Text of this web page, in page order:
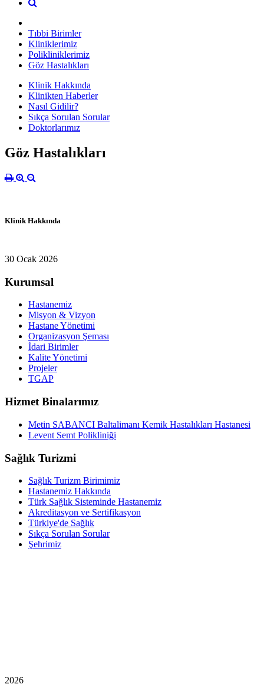
Tıbbi Birimler
Kliniklerimiz
Polikliniklerimiz
Göz Hastalıkları
Klinik Hakkında
Klinikten Haberler
Nasıl Gidilir?
Sıkça Sorulan Sorular
Doktorlarımız
Göz Hastalıkları
Klinik Hakkında
30 Ocak 2026
Kurumsal
Hastanemiz
Misyon & Vizyon
Hastane Yönetimi
Organizasyon Şeması
İdari Birimler
Kalite Yönetimi
Projeler
TGAP
Hizmet Binalarımız
Metin SABANCI Baltalimanı Kemik Hastalıkları Hastanesi
Levent Semt Polikliniği
Sağlık Turizmi
Sağlık Turizm Birimimiz
Hastanemiz Hakkında
Türk Sağlık Sisteminde Hastanemiz
Akreditasyon ve Sertifikasyon
Türkiye'de Sağlık
Sıkça Sorulan Sorular
Şehrimiz
2026